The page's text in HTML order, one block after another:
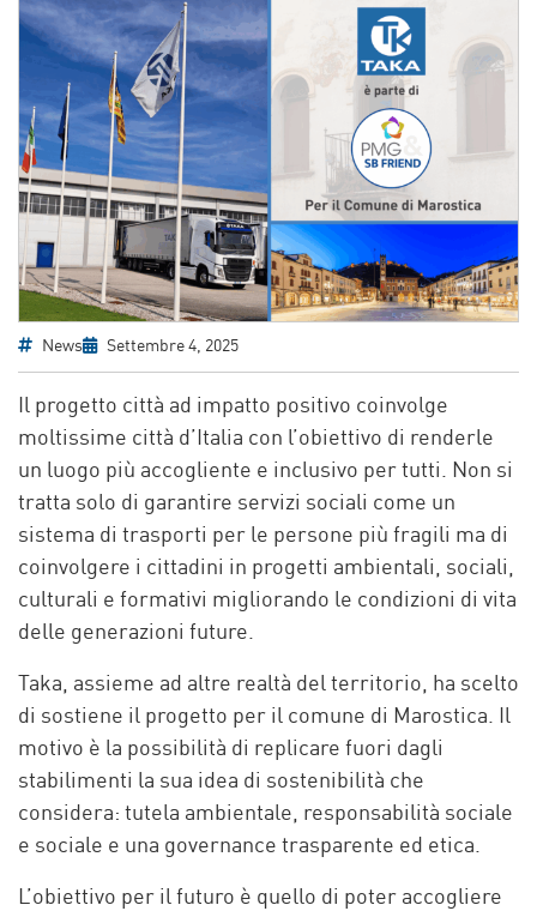
News Settembre 4, 2025
Il progetto città ad impatto positivo coinvolge
moltissime città d’Italia con l’obiettivo di renderle
un luogo più accogliente e inclusivo per tutti. Non si
tratta solo di garantire servizi sociali come un
sistema di trasporti per le persone più fragili ma di
coinvolgere i cittadini in progetti ambientali, sociali,
culturali e formativi migliorando le condizioni di vita
delle generazioni future.
Taka, assieme ad altre realtà del territorio, ha scelto
di sostiene il progetto per il comune di Marostica.
Il
motivo è la possibilità di replicare fuori dagli
stabilimenti la sua idea di sostenibilità che
considera: tutela ambientale, responsabilità sociale
e sociale e una governance trasparente ed etica.
L’obiettivo per il futuro è quello di poter accogliere